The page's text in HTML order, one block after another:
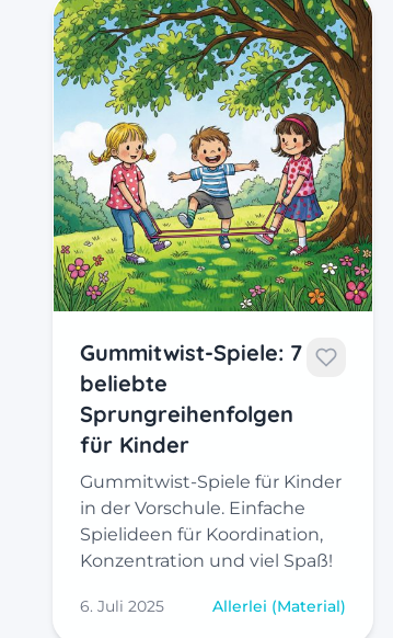
Gummitwist-Spiele: 7
beliebte
Sprungreihenfolgen
für Kinder
Gummitwist-Spiele für Kinder
in der Vorschule. Einfache
Spielideen für Koordination,
Konzentration und viel Spaß!
6. Juli 2025 Allerlei (Material)